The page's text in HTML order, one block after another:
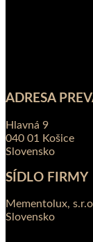
ADRESA
Hlavná 9
040 01 Košice
Slovensko
SÍDLO FIRMY
Mementolux,
Slovensko